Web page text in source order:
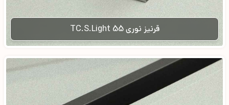
قرنیز نوری TC.S.Light 55